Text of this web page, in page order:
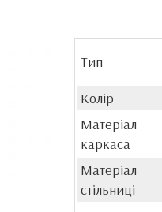
Тип
Колір
Матеріал
каркаса
Матеріал
стільниці